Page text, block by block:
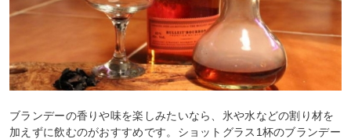
ブランデーの香りや味を楽しみたいなら、氷や水などの割り材を
加えずに飲むのがおすすめです。ショットグラス1杯のブランデー